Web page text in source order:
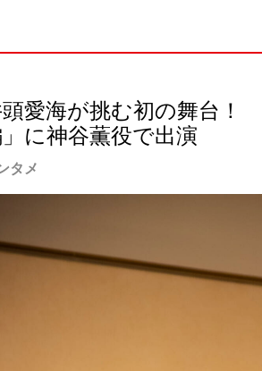
頭愛海が挑む初の舞台
に神谷薫役で出演
タメ